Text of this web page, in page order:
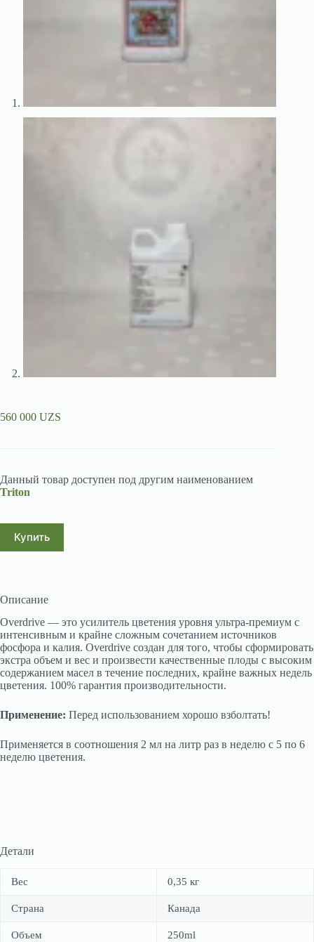
560 000 UZS
Данный товар доступен под другим наименованием
Triton
Купить
Описание
Overdrive — это усилитель цветения уровня ультра-премиум с
интенсивным и крайне сложным сочетанием источников
фосфора и калия. Overdrive создан для того, чтобы сформировать
экстра объем и вес и произвести качественные плоды с высоким
содержанием масел в течение последних, крайне важных недель
цветения. 100% гарантия производительности.
Применение: Перед использованием хорошо взболтать!
Применяется в соотношения 2 мл на литр раз в неделю с 5 по 6
неделю цветения.
Детали
Вес 0,35 кг
Страна Канада
Объем 250ml